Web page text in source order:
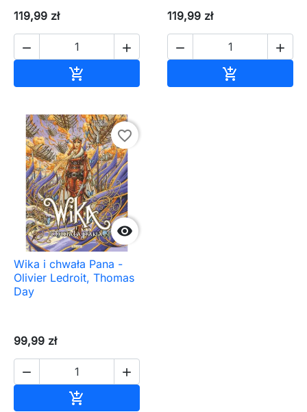
119,99 zł
 

119,99 zł
 


favorite_border
Wika i chwała Pana -
Olivier Ledroit, Thomas
Day
99,99 zł
 
